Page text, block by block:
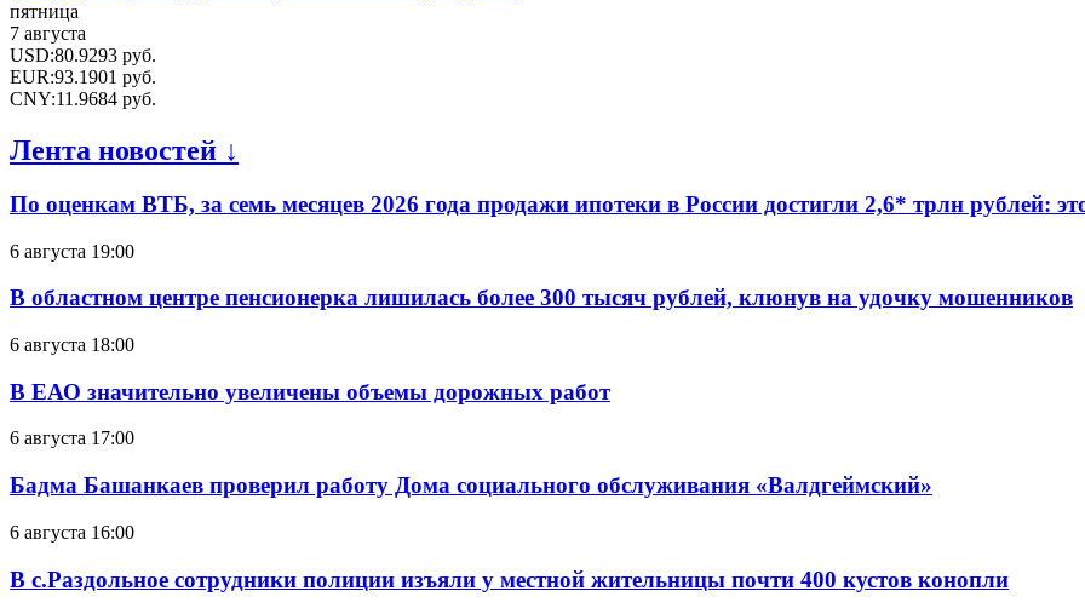
пятница
7 августа
USD:80.9293 руб.
EUR:93.1901 руб.
CNY:11.9684 руб.
Лента новостей ↓
По оценкам ВТБ, за семь месяцев 2026 года продажи ипотеки в России достигли 2,6* трлн рублей:
6 августа 19:00
В областном центре пенсионерка лишилась более 300 тысяч рублей, клюнув на удочку мошенников
6 августа 18:00
В ЕАО значительно увеличены объемы дорожных работ
6 августа 17:00
Бадма Башанкаев проверил работу Дома социального обслуживания «Валдгеймский»
6 августа 16:00
В с.Раздольное сотрудники полиции изъяли у местной жительницы почти 400 кустов конопли